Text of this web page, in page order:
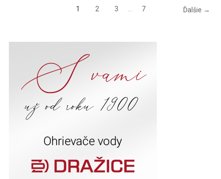
1 2 3 … 7 Ďalšie →